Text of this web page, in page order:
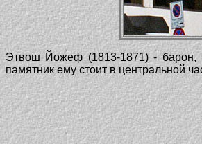
Этвош Йожеф (1813-1871) - барон,
памятник ему стоит в центральной